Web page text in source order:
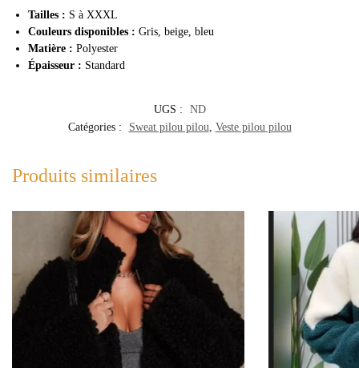
Tailles : S à XXXL
Couleurs disponibles : Gris, beige, bleu
Matière : Polyester
Épaisseur : Standard
UGS :
ND
Catégories :
Sweat pilou pilou Veste pilou pilou
Produits similaires